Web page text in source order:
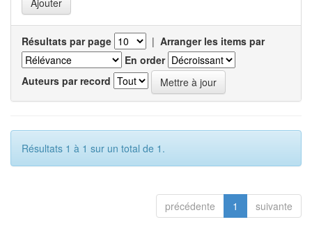
Résultats par page | Arranger les items par
En order
Auteurs par record
Résultats 1 à 1 sur un total de 1.
précédente 1 suivante